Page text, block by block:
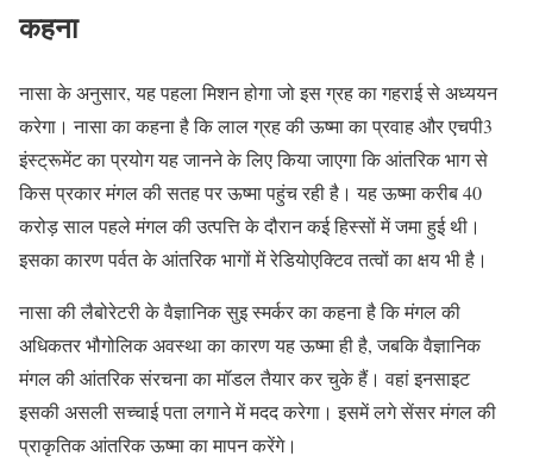
कहना
नासा के अनुसार, यह पहला मिशन होगा जो इस ग्रह का गहराई से अध्ययन
करेगा। नासा का कहना है कि लाल ग्रह की ऊष्मा का प्रवाह और एचपी3
इंस्ट्रूमेंट का प्रयोग यह जानने के लिए किया जाएगा कि आंतरिक भाग से
किस प्रकार मंगल की सतह पर ऊष्मा पहुंच रही है। यह ऊष्मा करीब 40
करोड़ साल पहले मंगल की उत्पत्ति के दौरान कई हिस्सों में जमा हुई थी।
इसका कारण पर्वत के आंतरिक भागों में रेडियोएक्टिव तत्वों का क्षय भी है।
नासा की लैबोरेटरी के वैज्ञानिक सुइ स्मर्कर का कहना है कि मंगल की
अधिकतर भौगोलिक अवस्था का कारण यह ऊष्मा ही है, जबकि वैज्ञानिक
मंगल की आंतरिक संरचना का मॉडल तैयार कर चुके हैं। वहां इनसाइट
इसकी असली सच्चाई पता लगाने में मदद करेगा। इसमें लगे सेंसर मंगल की
प्राकृतिक आंतरिक ऊष्मा का मापन करेंगे।